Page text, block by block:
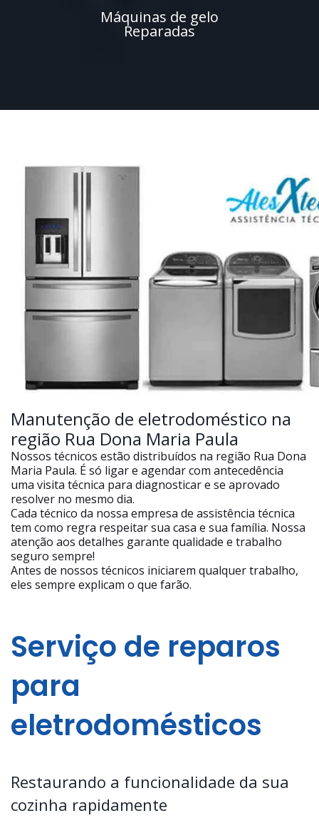
Máquinas de gelo
Reparadas
Manutenção de eletrodoméstico na
região Rua Dona Maria Paula
Nossos técnicos estão distribuídos na região Rua Dona
Maria Paula. É só ligar e agendar com antecedência
uma visita técnica para diagnosticar e se aprovado
resolver no mesmo dia.
Cada técnico da nossa empresa de assistência técnica
tem como regra respeitar sua casa e sua família. Nossa
atenção aos detalhes garante qualidade e trabalho
seguro sempre!
Antes de nossos técnicos iniciarem qualquer trabalho,
eles sempre explicam o que farão.
Serviço de reparos
para
eletrodomésticos
Restaurando a funcionalidade da sua
cozinha rapidamente